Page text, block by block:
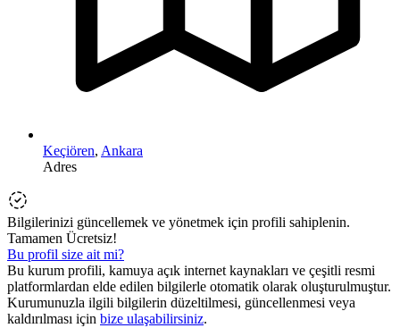
Keçiören, Ankara
Adres
Bilgilerinizi güncellemek ve yönetmek için profili sahiplenin.
Tamamen Ücretsiz!
Bu profil size ait mi?
Bu kurum profili, kamuya açık internet kaynakları ve çeşitli resmi
platformlardan elde edilen bilgilerle otomatik olarak oluşturulmuştur.
Kurumunuzla ilgili bilgilerin düzeltilmesi, güncellenmesi veya
kaldırılması için bize ulaşabilirsiniz.